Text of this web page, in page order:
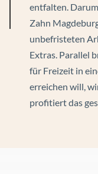
entfalten.
Zahn
unbefristeten
Extras. Parallel
für Freizeit in
erreichen will,
profitiert das